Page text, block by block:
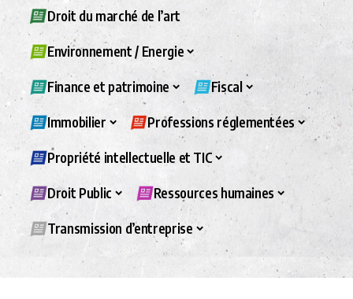
Droit du marché de l’art
Environnement / Energie
Finance et patrimoine Fiscal
Immobilier Professions réglementées
Propriété intellectuelle et TIC
Droit Public Ressources humaines
Transmission d’entreprise